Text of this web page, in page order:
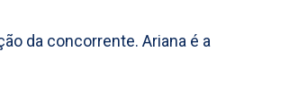
da concorrente. Ariana é a